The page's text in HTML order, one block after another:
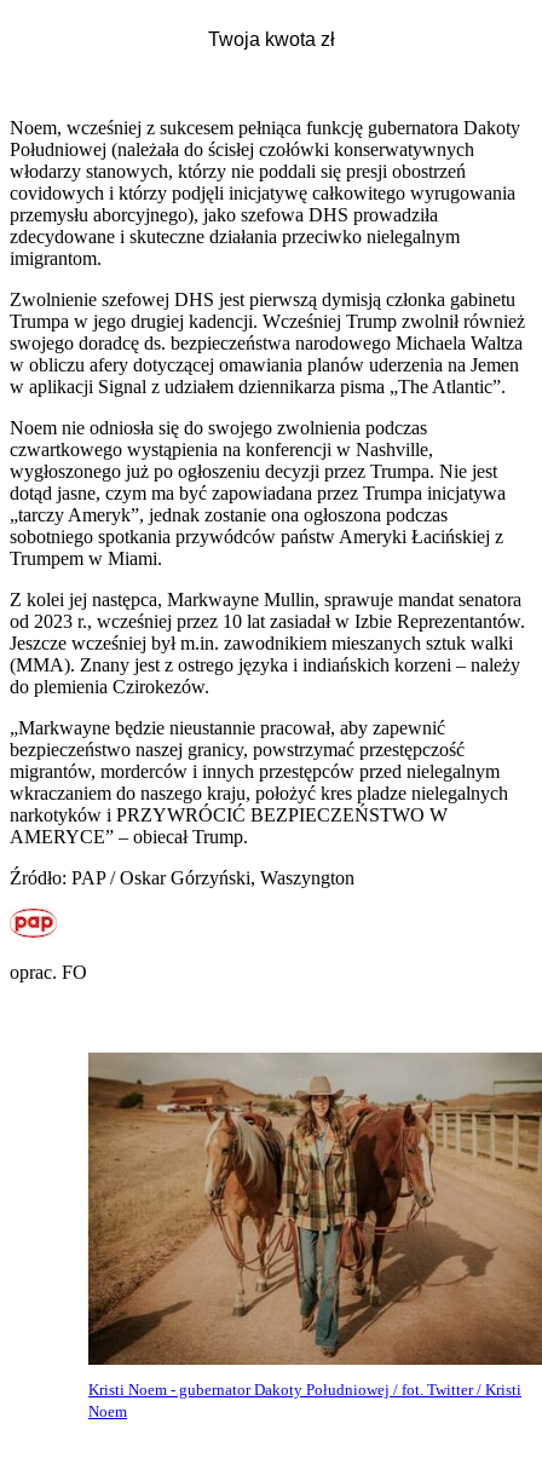
Noem, wcześniej z sukcesem pełniąca funkcję gubernatora Dakoty
Południowej (należała do ścisłej czołówki konserwatywnych
włodarzy stanowych, którzy nie poddali się presji obostrzeń
covidowych i którzy podjęli inicjatywę całkowitego wyrugowania
przemysłu aborcyjnego), jako szefowa DHS prowadziła
zdecydowane i skuteczne działania przeciwko nielegalnym
imigrantom.
Zwolnienie szefowej DHS jest pierwszą dymisją członka gabinetu
Trumpa w jego drugiej kadencji. Wcześniej Trump zwolnił również
swojego doradcę ds. bezpieczeństwa narodowego Michaela Waltza
w obliczu afery dotyczącej omawiania planów uderzenia na Jemen
w aplikacji Signal z udziałem dziennikarza pisma „The Atlantic”.
Noem nie odniosła się do swojego zwolnienia podczas
czwartkowego wystąpienia na konferencji w Nashville,
wygłoszonego już po ogłoszeniu decyzji przez Trumpa. Nie jest
dotąd jasne, czym ma być zapowiadana przez Trumpa inicjatywa
„tarczy Ameryk”, jednak zostanie ona ogłoszona podczas
sobotniego spotkania przywódców państw Ameryki Łacińskiej z
Trumpem w Miami.
Z kolei jej następca, Markwayne Mullin, sprawuje mandat senatora
od 2023 r., wcześniej przez 10 lat zasiadał w Izbie Reprezentantów.
Jeszcze wcześniej był m.in. zawodnikiem mieszanych sztuk walki
(MMA). Znany jest z ostrego języka i indiańskich korzeni – należy
do plemienia Czirokezów.
„Markwayne będzie nieustannie pracował, aby zapewnić
bezpieczeństwo naszej granicy, powstrzymać przestępczość
migrantów, morderców i innych przestępców przed nielegalnym
wkraczaniem do naszego kraju, położyć kres pladze nielegalnych
narkotyków i PRZYWRÓCIĆ BEZPIECZEŃSTWO W
AMERYCE” – obiecał Trump.
Źródło: PAP / Oskar Górzyński, Waszyngton
oprac. FO
Kristi Noem - gubernator Dakoty Południowej / fot. Twitter / Kristi
Noem